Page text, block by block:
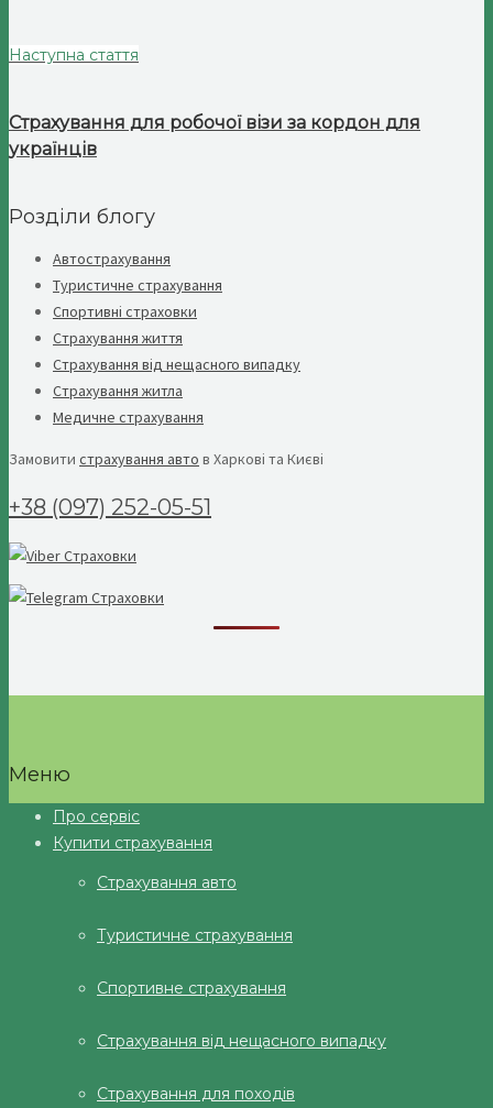
Наступна стаття
Страхування для робочої візи за кордон для
українців
Розділи блогу
Автострахування
Туристичне страхування
Спортивні страховки
Страхування життя
Страхування від нещасного випадку
Страхування житла
Медичне страхування
Замовити страхування авто в Харкові та Києві
+38 (097) 252-05-51
Меню
Про сервіс
Купити страхування
Страхування авто
Туристичне страхування
Спортивне страхування
Страхування від нещасного випадку
Страхування для походів